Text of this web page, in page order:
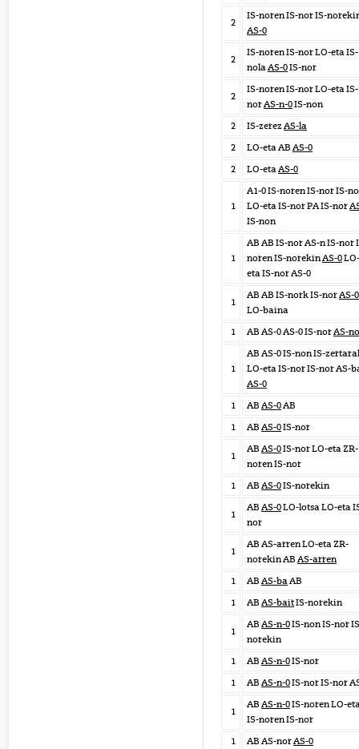
2
IS-noren IS-nor IS-
AS-0
2
IS-noren IS-nor LO-eta IS-
nolaAS-0IS-nor
2
IS-noren IS-nor LO-eta IS-
norAS-n-0IS-non
2
IS-zerez AS-la
2
LO-eta AB AS-0
2
LO-etaAS-0
1
A1-0 IS-noren IS-nor IS-
LO-eta IS-nor PA IS-nor
IS-non
1
AB AB IS-nor AS-n IS-nor
noren IS-norekinAS-0LO-
eta IS-nor AS-0
1
AB AB IS-nork IS-norAS-0
LO-baina
1
AB AS-0 AS-0 IS-norAS-
1
AB AS-0 IS-non IS-
LO-eta IS-nor IS-nor AS-
AS-0
1
AB AS-0AB
1
AB AS-0IS-nor
1
AB AS-0IS-nor LO-eta ZR-
noren IS-nor
1
AB AS-0IS-norekin
1
AB AS-0LO-lotsa LO-eta
nor
1
AB AS-arren LO-eta ZR-
norekin AB AS-arren
1
AB AS-baAB
1
AB AS-baitIS-norekin
1
AB AS-n-0IS-non IS-nor
norekin
1
AB AS-n-0IS-nor
1
AB AS-n-0IS-nor IS-nor
1
AB AS-n-0IS-noren LO-
IS-noren IS-nor
1
AB AS-norAS-0